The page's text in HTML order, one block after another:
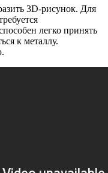
3D-рисунок. Для
легко принять
к металлу.